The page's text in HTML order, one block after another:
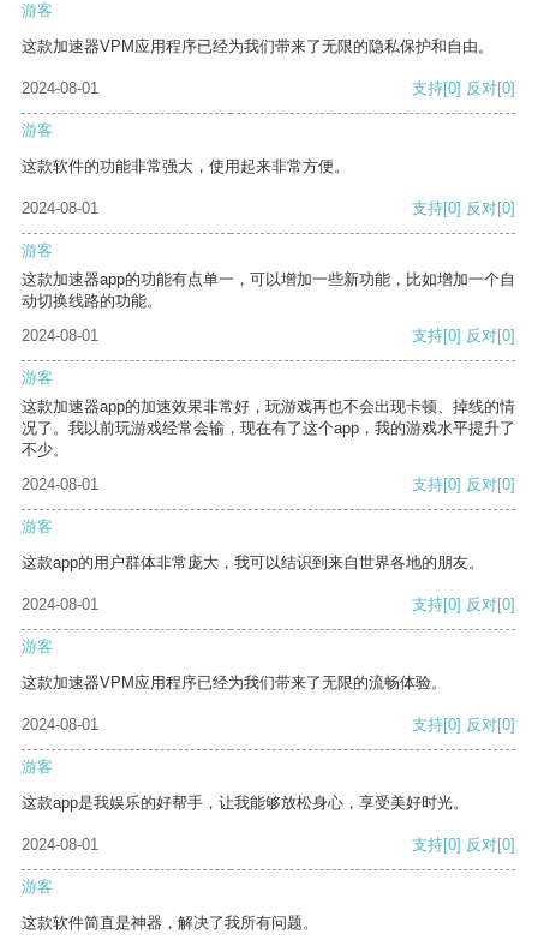
游客
这款加速器VPM应用程序已经为我们带来了无限的隐私保护和自由。
2024-08-01 支持[0] 反对[0]
游客
这款软件的功能非常强大，使用起来非常方便。
2024-08-01 支持[0] 反对[0]
游客
这款加速器app的功能有点单一，可以增加一些新功能，比如增加一个自
动切换线路的功能。
2024-08-01
支持[0] 反对[0]
游客
这款加速器app的加速效果非常好，玩游戏再也不会出现卡顿、掉线的情
况了。我以前玩游戏经常会输，现在有了这个app，我的游戏水平提升了
不少。
2024-08-01
支持[0] 反对[0]
游客
这款app的用户群体非常庞大，我可以结识到来自世界各地的朋友。
2024-08-01 支持[0] 反对[0]
游客
这款加速器VPM应用程序已经为我们带来了无限的流畅体验。
2024-08-01 支持[0] 反对[0]
游客
这款app是我娱乐的好帮手，让我能够放松身心，享受美好时光。
2024-08-01 支持[0] 反对[0]
游客
这款软件简直是神器，解决了我所有问题。